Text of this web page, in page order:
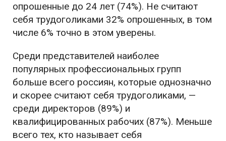
опрошенные до 24 лет (74%). Не считают
себя трудоголиками 32% опрошенных, в том
числе 6% точно в этом уверены.
Среди представителей наиболее
популярных профессиональных групп
больше всего россиян, которые однозначно
и скорее считают себя трудоголиками, —
среди директоров (89%) и
квалифицированных рабочих (87%). Меньше
всего тех, кто называет себя